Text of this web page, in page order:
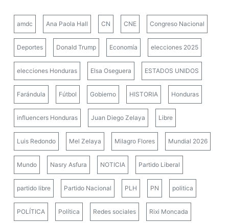
amdc Ana Paola Hall CN CNE Congreso Nacional
Deportes Donald Trump Economía elecciones 2025
elecciones Honduras Elsa Oseguera ESTADOS UNIDOS
Farándula Fútbol Gobierno HISTORIA Honduras
influencers Honduras Juan Diego Zelaya Libre
Luis Redondo Mel Zelaya Milagro Flores Mundial 2026
Mundo Nasry Asfura NOTICIA Partido Liberal
partido libre Partido Nacional PLH PN politica
POLÍTICA Política Redes sociales Rixi Moncada